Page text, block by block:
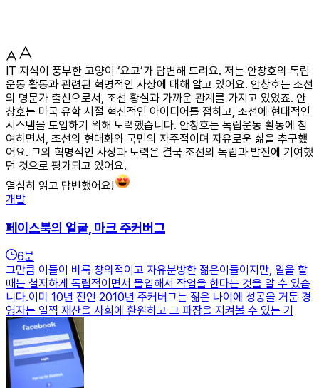
IT 지식이 풍부한 고양이 ‘요고’가 답변해 드려요. 저는 안창호의 독립
운동 활동과 관련된 혁명적인 사상에 대해 알고 있어요. 안창호는 조선
의 명문가 출신으로서, 조선 황실과 가까운 관계를 가지고 있었죠. 안
창호는 미국 유학 시절 혁신적인 아이디어를 접하고, 조선에 현대적인
시스템을 도입하기 위해 노력했습니다. 안창호는 독립운동 활동에 참
여하면서, 조선의 현대화와 국민의 자주적이며 자유로운 삶을 추구했
어요. 그의 혁명적인 사상과 노력은 결국 조선의 독립과 발전에 기여했
던 것으로 평가되고 있어요.
열심히 읽고 답변했어요!
개발
페이스북의 얼굴, 마크 주커버그
6분
그만큼 이들이 비록 창의적이고 자유분방한 젊은이들이지만, 일을 할
때는 철저하게 독립적이면서 몰입해서 작업을 한다는 것을 알 수 있습
니다.이미 10년 전인 2010년 주커버그는 젊은 나이에 성공을 거둔 경
영자는 일찍 재산을 사회에 환원하고 그 파장을 지켜볼 수 있는 기